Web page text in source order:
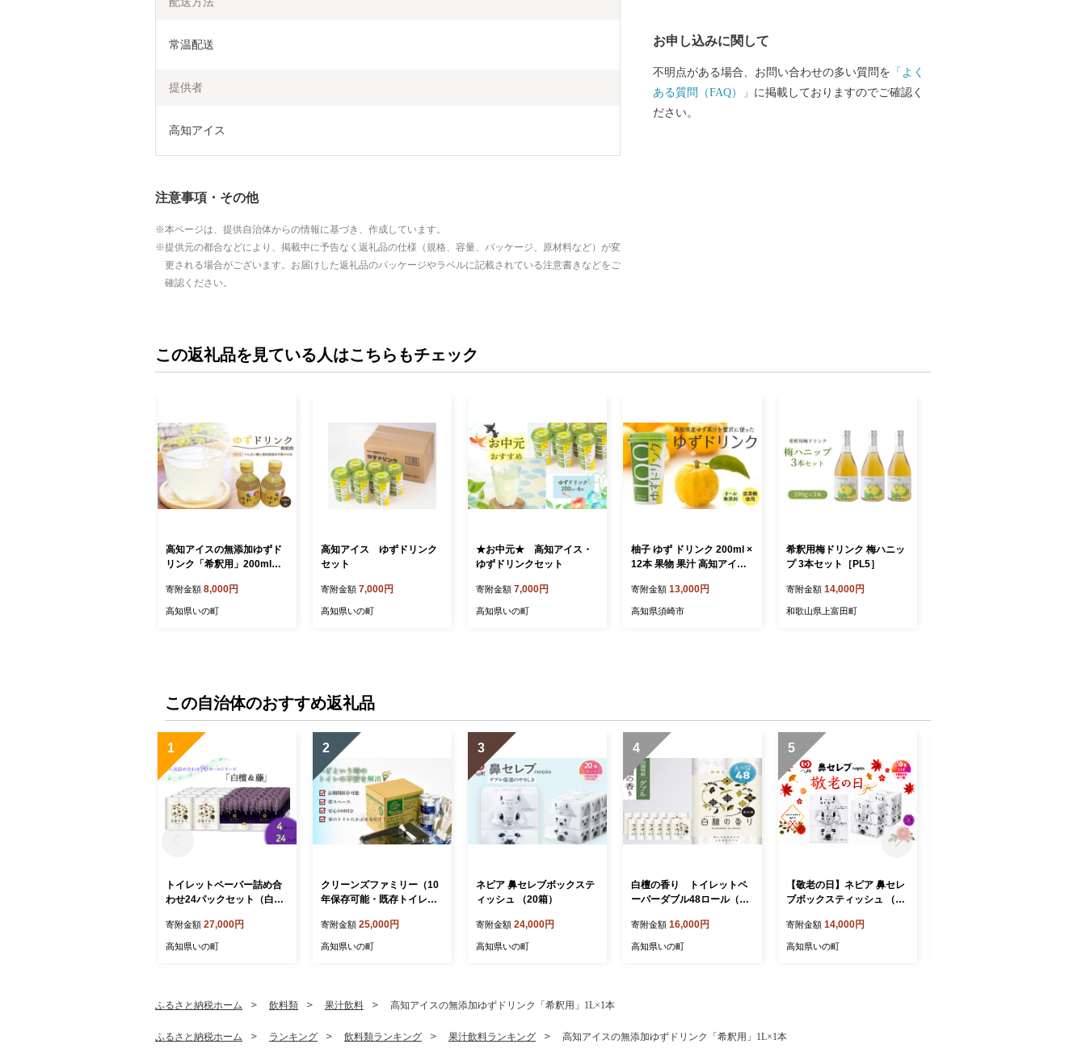
常温配送
提供者
高知アイス
注意事項・その他
本ページは、提供自治体からの情報に基づき、作成しています。
提供元の都合などにより、掲載中に予告なく返礼品の仕様（規格、容量、パッケージ、原材料など）が変
更される場合がございます。お届けした返礼品のパッケージやラベルに記載されている注意書きなどをご
確認ください。
お申し込みに関して
不明点がある場合、お問い合わせの多い質問を 「よく
ある質問（FAQ）」 に掲載しておりますのでご確認く
ださい。
この返礼品を見ている人はこちらもチェック
高知アイスの無添加ゆずド
リンク「希釈用」200ml 2
寄附金額 8,000円
高知県いの町
高知アイス ゆずドリンク
セット
寄附金額 7,000円
高知県いの町
★お中元★ 高知アイス・
ゆずドリンクセット
寄附金額 7,000円
高知県いの町
柚子 ゆず ドリンク 200ml ×
12本 果物 果汁 高知アイス
ICE044
寄附金額 13,000円
高知県須崎市
希釈用梅ドリンク 梅ハニッ
プ 3本セット［PL5］
寄附金額 14,000円
和歌山県上富田町
この自治体のおすすめ返礼品
1
トイレットペーパー詰め合
わせ24パックセット（白檀
寄附金額 27,000円
高知県いの町
2
クリーンズファミリー（10
年保存可能・既存トイレに
緊急 安心 簡易 備蓄
寄附金額 25,000円
高知県いの町
3
ネピア 鼻セレブボックステ
ィッシュ （20箱）
寄附金額 24,000円
高知県いの町
4
白檀の香り トイレットペ
ーパーダブル48ロール（人
寄附金額 16,000円
高知県いの町
5
【敬老の日】ネピア 鼻セレ
ブボックスティッシュ （10
寄附金額 14,000円
高知県いの町
ふるさと納税ホーム 飲料類 果汁飲料 高知アイスの無添加ゆずドリンク「希釈用」1L×1本
ふるさと納税ホーム ランキング 飲料類ランキング 果汁飲料ランキング 高知アイスの無添加ゆずドリンク「希釈用」1L×1本